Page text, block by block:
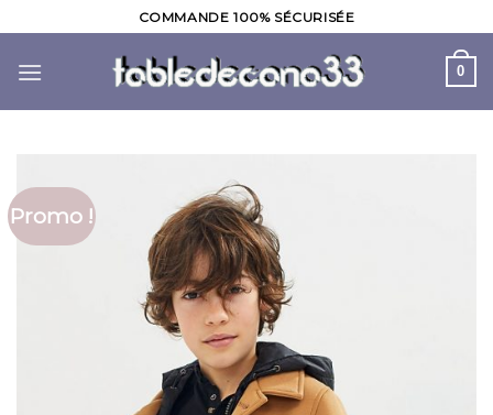
to
content
COMMANDE 100% SÉCURISÉE
0
Promo !